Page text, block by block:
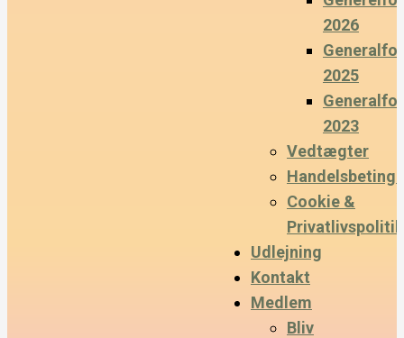
2026
2025
2023
Vedtægter
Cookie &
Privatlivspolitik
Udlejning
Kontakt
Medlem
Bliv